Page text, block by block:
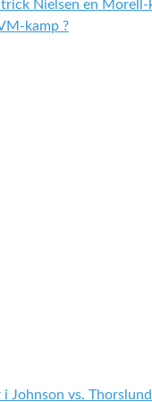
Nielsen en Morell-
kamp ?
Johnson vs. Thorslund